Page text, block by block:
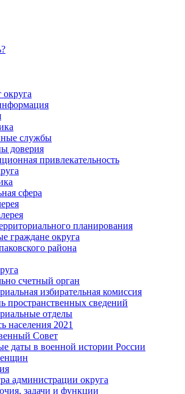
службы
доверия
привлекательность
сфера
планирования
граждане округа
района
счетный орган
избирательная комиссия
пространственных сведений
отделы
населения 2021
Совет
даты в военной истории России
администрации округа
задачи и функции